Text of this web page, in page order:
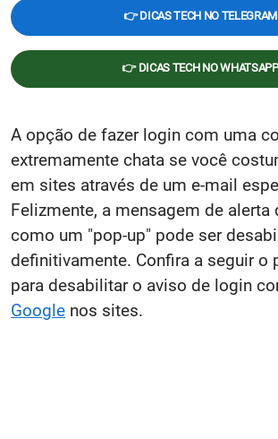
👉 DICAS TECH NO TELEGRAM
👉 DICAS TECH NO WHATSAPP
A opção de fazer login com uma
extremamente chata se você
em sites através de um e-mail
Felizmente, a mensagem de alerta
como um "pop-up" pode ser
definitivamente. Confira a seguir o
para desabilitar o aviso de login
Google nos sites.